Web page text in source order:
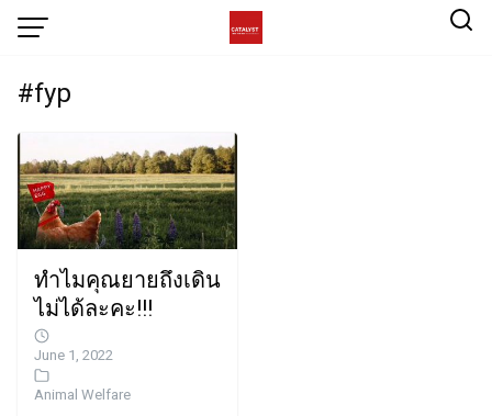
#fyp
ทำไมคุณยายถึงเดิน
ไม่ได้ละคะ!!!
June 1, 2022
Animal Welfare